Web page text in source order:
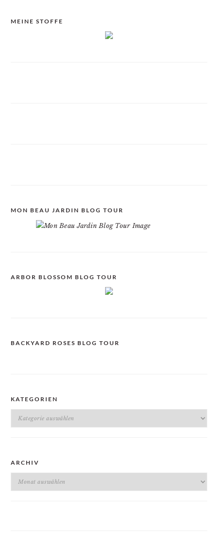
MEINE STOFFE
MON BEAU JARDIN BLOG TOUR
ARBOR BLOSSOM BLOG TOUR
BACKYARD ROSES BLOG TOUR
KATEGORIEN
Kategorien
ARCHIV
Archiv